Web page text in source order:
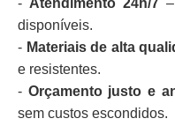
- Atendimento 24h/7–
disponíveis.
- Materiais de alta
e resistentes.
- Orçamento justo e
sem custos escondidos.